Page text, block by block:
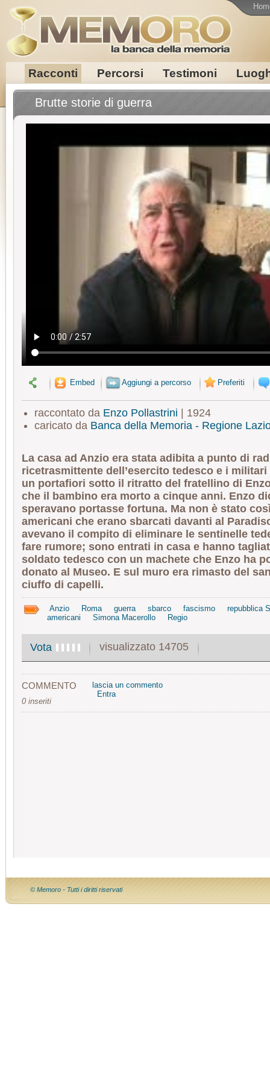
Racconti Percorsi Testimoni
Brutte storie di guerra
Embed Aggiungi a percorso Preferiti
raccontato da Enzo Pollastrini | 1924
caricato da Banca della Memoria - Regione
La casa ad Anzio era stata adibita a punto di
ricetrasmittente dell’esercito tedesco e i
un portafiori sotto il ritratto del fratellino di
che il bambino era morto a cinque anni. Enzo
speravano portasse fortuna. Ma non è stato
americani che erano sbarcati davanti al
avevano il compito di eliminare le sentinelle
fare rumore; sono entrati in casa e hanno
soldato tedesco con un machete che Enzo ha
donato al Museo. E sul muro era rimasto del
ciuffo di capelli.
Anzio Roma guerra sbarco fascismo
repubblica
americani
Simona Macerollo Regio
Vota visualizzato 14705
COMMENTO
0 inseriti
lascia un commento
Entra
© Memoro - Tutti i diritti riservati